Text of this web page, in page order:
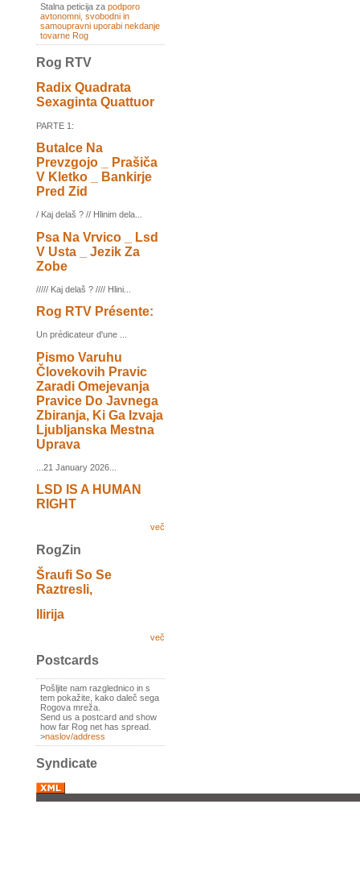
Stalna peticija za podporo
avtonomni, svobodni in
samoupravni uporabi nekdanje
tovarne Rog
Rog RTV
Radix Quadrata
Sexaginta Quattuor
PARTE 1:
Butalce Na
Prevzgojo _ Prašiča
V Kletko _ Bankirje
Pred Zid
/ Kaj delaš ? // Hlinim dela...
Psa Na Vrvico _ Lsd
V Usta _ Jezik Za
Zobe
///// Kaj delaš ? //// Hlini...
Rog RTV Présente:
Un prédicateur d'une ...
Pismo Varuhu
Človekovih Pravic
Zaradi Omejevanja
Pravice Do Javnega
Zbiranja, Ki Ga Izvaja
Ljubljanska Mestna
Uprava
...21 January 2026...
LSD IS A HUMAN
RIGHT
več
RogZin
Šraufi So Se
Raztresli,
Ilirija
več
Postcards
Pošljite nam razglednico in s
tem pokažite, kako daleč sega
Rogova mreža.
Send us a postcard and show
how far Rog net has spread.
>naslov/address
Syndicate